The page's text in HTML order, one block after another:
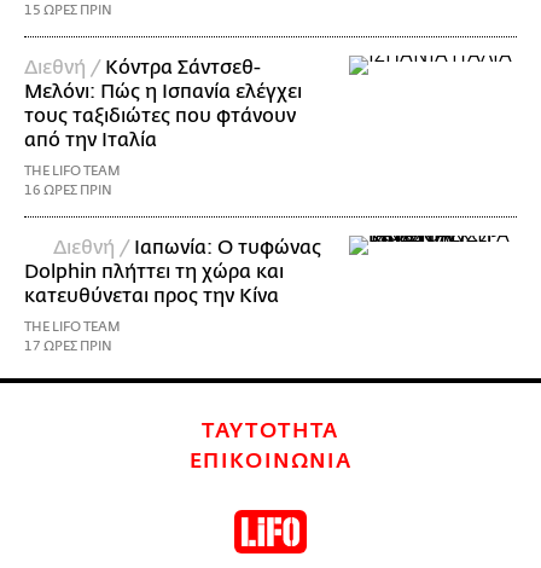
15 ΩΡΕΣ ΠΡΙΝ
Διεθνή / Κόντρα Σάντσεθ-
Μελόνι: Πώς η Ισπανία ελέγχει
τους ταξιδιώτες που φτάνουν
από την Ιταλία
THE LIFO TEAM
16 ΩΡΕΣ ΠΡΙΝ
Διεθνή / Ιαπωνία: Ο τυφώνας
Dolphin πλήττει τη χώρα και
κατευθύνεται προς την Κίνα
THE LIFO TEAM
17 ΩΡΕΣ ΠΡΙΝ
ΤΑΥΤΟΤΗΤΑ
ΕΠΙΚΟΙΝΩΝΙΑ